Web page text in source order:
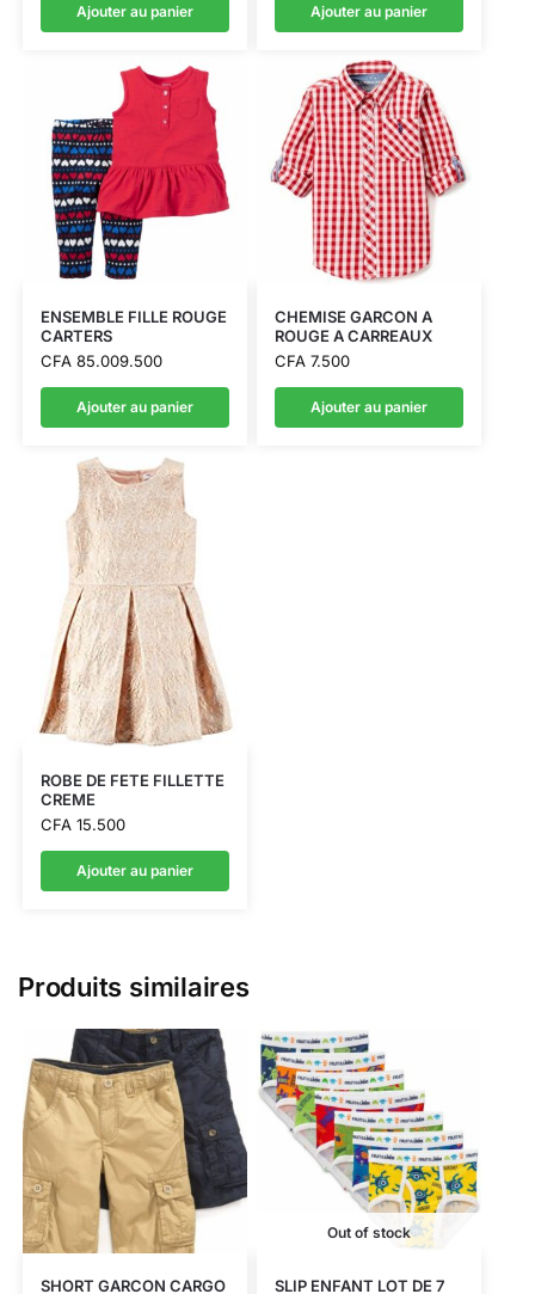
Ajouter au panier Ajouter au panier
ENSEMBLE FILLE ROUGE
CARTERS
CFA85.009.500
Ajouter au panier
CHEMISE GARCON A
ROUGE A CARREAUX
CFA7.500
Ajouter au panier
ROBE DE FETE FILLETTE
CREME
CFA15.500
Ajouter au panier
Produits similaires
SHORT GARCON CARGO
Out of stock
SLIP ENFANT LOT DE 7